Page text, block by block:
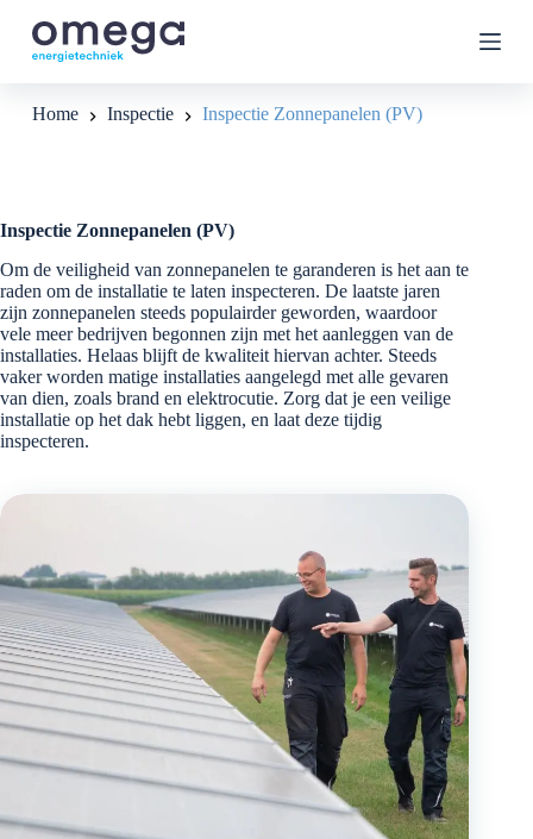
G
n
h
u
d
Home Inspectie Inspectie Zonnepanelen (PV)
Inspectie Zonnepanelen (PV)
Om de veiligheid van zonnepanelen te garanderen is het aan te
raden om de installatie te laten inspecteren. De laatste jaren
zijn zonnepanelen steeds populairder geworden, waardoor
vele meer bedrijven begonnen zijn met het aanleggen van de
installaties. Helaas blijft de kwaliteit hiervan achter. Steeds
vaker worden matige installaties aangelegd met alle gevaren
van dien, zoals brand en elektrocutie. Zorg dat je een veilige
installatie op het dak hebt liggen, en laat deze tijdig
inspecteren.